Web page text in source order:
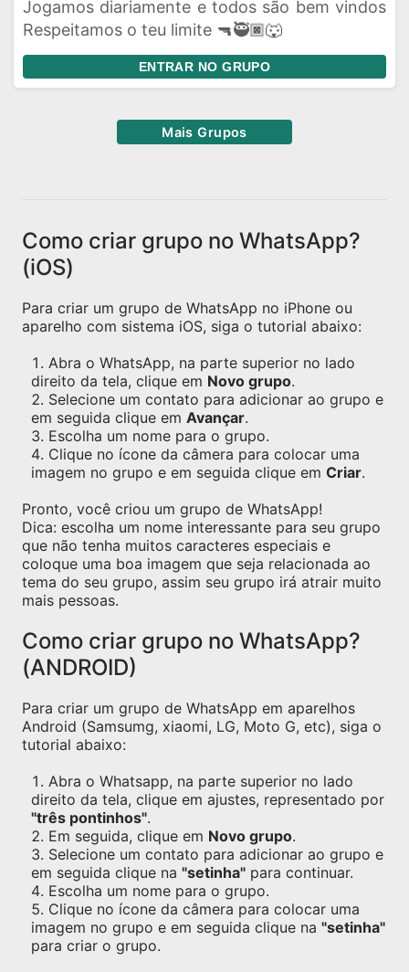
Jogamos diariamente e todos são bem vindos
Respeitamos o teu limite 🔫🥷🏿🐺
ENTRAR NO GRUPO
Mais Grupos
Como criar grupo no WhatsApp?
(iOS)
Para criar um grupo de WhatsApp no iPhone ou
aparelho com sistema iOS, siga o tutorial abaixo:
Abra o WhatsApp, na parte superior no lado
direito da tela, clique em Novo grupo.
Selecione um contato para adicionar ao grupo e
em seguida clique em Avançar.
Escolha um nome para o grupo.
Clique no ícone da câmera para colocar uma
imagem no grupo e em seguida clique em Criar.
Pronto, você criou um grupo de WhatsApp!
Dica: escolha um nome interessante para seu grupo
que não tenha muitos caracteres especiais e
coloque uma boa imagem que seja relacionada ao
tema do seu grupo, assim seu grupo irá atrair muito
mais pessoas.
Como criar grupo no WhatsApp?
(ANDROID)
Para criar um grupo de WhatsApp em aparelhos
Android (Samsumg, xiaomi, LG, Moto G, etc), siga o
tutorial abaixo:
Abra o Whatsapp, na parte superior no lado
direito da tela, clique em ajustes, representado por
"três pontinhos".
Em seguida, clique em Novo grupo.
Selecione um contato para adicionar ao grupo e
em seguida clique na "setinha" para continuar.
Escolha um nome para o grupo.
Clique no ícone da câmera para colocar uma
imagem no grupo e em seguida clique na "setinha"
para criar o grupo.